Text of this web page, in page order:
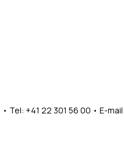
Tel: +41 22 301 56 00 • E-mail: